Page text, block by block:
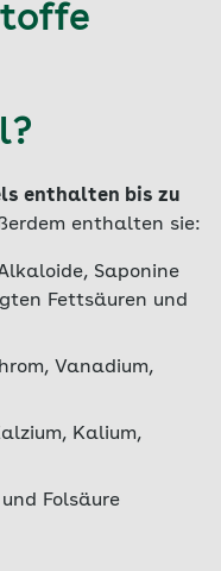
enthalten bis zu
enthalten sie:
Saponine
Fettsäuren und
Vanadium,
Kalium,
Folsäure